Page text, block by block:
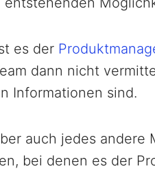
es der
dann nicht
Informationen sind.
auch jedes andere
bei denen es der